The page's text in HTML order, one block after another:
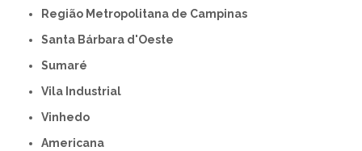
Região Metropolitana de Campinas
Santa Bárbara d'Oeste
Sumaré
Vila Industrial
Vinhedo
americana